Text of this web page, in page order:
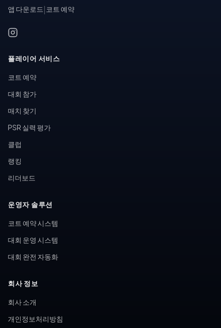
앱 다운로드 코트 예약
플레이어 서비스
코트 예약
대회 참가
매치 찾기
PSR 실력 평가
클럽
랭킹
리더보드
운영자 솔루션
코트 예약 시스템
대회 운영 시스템
대회 완전 자동화
회사 정보
회사 소개
개인정보처리방침